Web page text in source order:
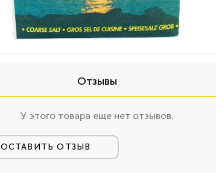
Отзывы
У этого товара еще нет отзывов.
ОСТАВИТЬ ОТЗЫВ